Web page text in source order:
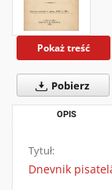
Pokaż treść
Pobierz
OPIS
Tytuł:
Dnevnik